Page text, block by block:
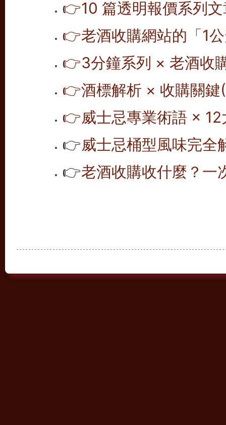
👉10 篇透明報價系列
👉老酒收購網站的「1
👉3分鐘系列 × 老酒收
👉酒標解析 × 收購關鍵
👉威士忌專業術語 ×
👉威士忌桶型風味完全
👉老酒收購收什麼？一